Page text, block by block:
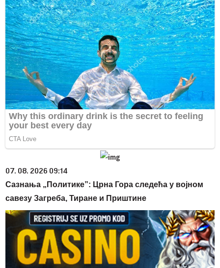
07. 08. 2026 09:14
Сазнања „Политике”: Црна Гора следећа у војном
савезу Загреба, Тиране и Приштине